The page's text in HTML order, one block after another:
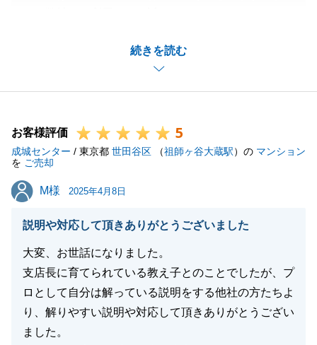
続きを読む
お買い換え先もお手伝いをさせて頂き、弊社のサービ
スをご利用頂いたことでスムーズにお住み替えが出来
ました。
ます。
お客様評価 5
成城センター / 東京都 世田谷区 （祖師ヶ谷大蔵駅）の マンション
を ご売却
M様
M様 2025年4月8日
説明や対応して頂きありがとうございました
大変、お世話になりました。
支店長に育てられている教え子とのことでしたが、プ
ロとして自分は解っている説明をする他社の方たちよ
り、解りやすい説明や対応して頂きありがとうござい
ました。